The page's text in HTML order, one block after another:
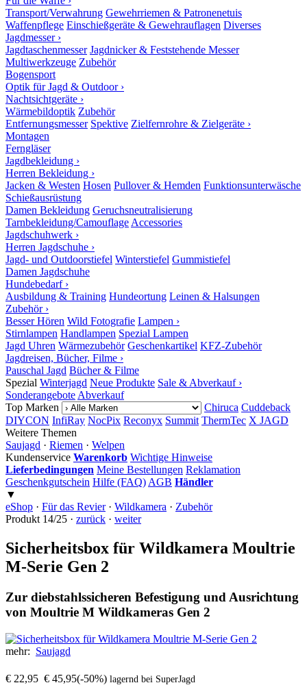
Transport/Verwahrung Gewehrriemen & Patronenetuis
Waffenpflege Einschießgeräte & Gewehrauflagen Diverses
Jagdmesser ›
Jagdtaschenmesser Jagdnicker & Feststehende Messer
Multiwerkzeuge Zubehör
Bogensport
Optik für Jagd & Outdoor ›
Nachtsichtgeräte ›
Wärmebildoptik Zubehör
Entfernungsmesser Spektive Zielfernrohre & Zielgeräte ›
Montagen
Ferngläser
Jagdbekleidung ›
Herren Bekleidung ›
Jacken & Westen Hosen Pullover & Hemden Funktionsunterwäsche
Schießausrüstung
Damen Bekleidung Geruchsneutralisierung
Tarnbekleidung/Camouflage Accessories
Jagdschuhwerk ›
Herren Jagdschuhe ›
Jagd- und Outdoorstiefel Winterstiefel Gummistiefel
Damen Jagdschuhe
Hundebedarf ›
Ausbildung & Training Hundeortung Leinen & Halsungen
Zubehör ›
Besser Hören Wild Fotografie Lampen ›
Stirnlampen Handlampen Spezial Lampen
Jagd Uhren Wärmezubehör Geschenkartikel KFZ-Zubehör
Jagdreisen, Bücher, Filme ›
Pauschal Jagd Bücher & Filme
Spezial Winterjagd Neue Produkte Sale & Abverkauf ›
Sonderangebote Abverkauf
Top Marken
Chiruca Cuddeback
DIYCON InfiRay NocPix Reconyx Summit ThermTec X JAGD
Weitere Themen
Saujagd · Riemen · Welpen
Kundenservice Warenkorb Wichtige Hinweise
Lieferbedingungen Meine Bestellungen Reklamation
Geschenkgutschein Hilfe (FAQ) AGB Händler
▼
eShop · Für das Revier· Wildkamera · Zubehör
Produkt 14/25 · zurück · weiter
Sicherheitsbox für Wildkamera Moultrie
M-Serie Gen 2
Zur diebstahlssicheren Befestigung und Ausrichtung
von Moultrie M Wildkameras Gen 2
mehr: Saujagd
€ 22,95 € 45,95(-50%) lagernd bei SuperJagd